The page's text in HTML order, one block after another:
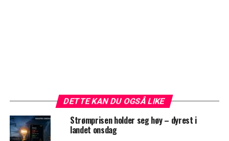
DETTE KAN DU OGSÅ LIKE
Strømprisen holder seg høy – dyrest i
landet onsdag